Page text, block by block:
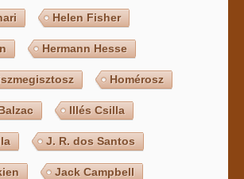
Helen Fisher
Hermann Hesse
Homérosz
Illés Csilla
J. R. dos Santos
Jack Campbell